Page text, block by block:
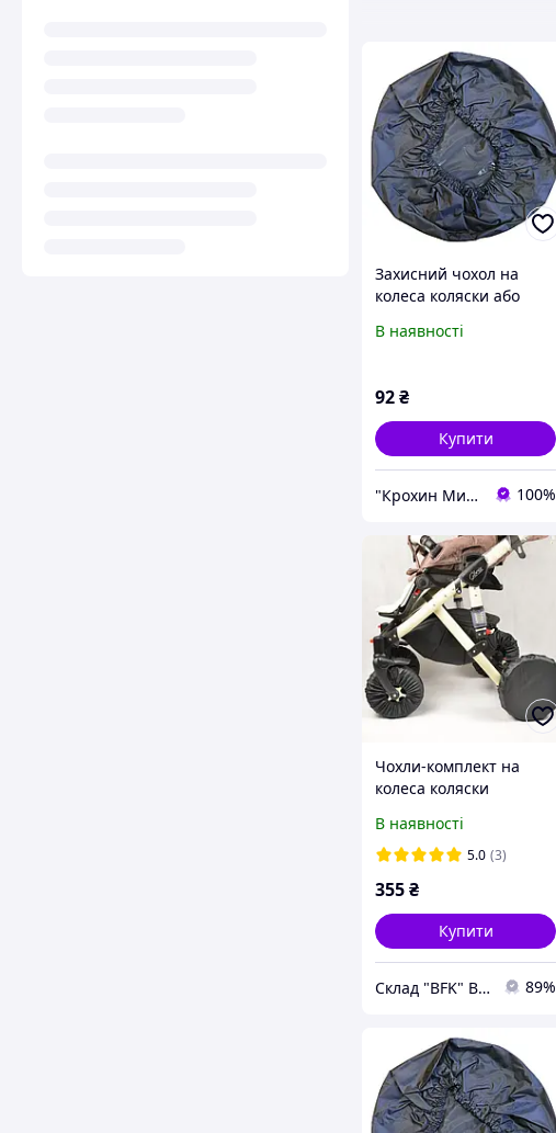
Захисний чохол на
колеса коляски або
діаметр 35 см.
В наявності
92₴
Купити
"Крохин Мир" інтернет-магазин дитячих товарів ФОП Пісоцька Є.О. 100%
Чохли-комплект на
колеса коляски
30-35 см. (Дюма)
В наявності
5.0 (3)
355₴
Купити
Склад "BFK" BEST-FOR-KIDS. 89%